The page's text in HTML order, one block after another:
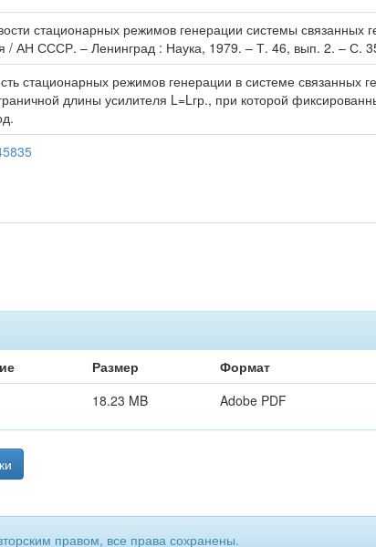
стационарных режимов генерации системы связанных
/ АН СССР. – Ленинград : Наука, 1979. – Т. 46, вып. 2. – С.
стационарных режимов генерации в системе связанных
длины усилителя L=Lгр., при которой
Размер
Формат
18.23 MB Adobe PDF
правом, все права сохранены.